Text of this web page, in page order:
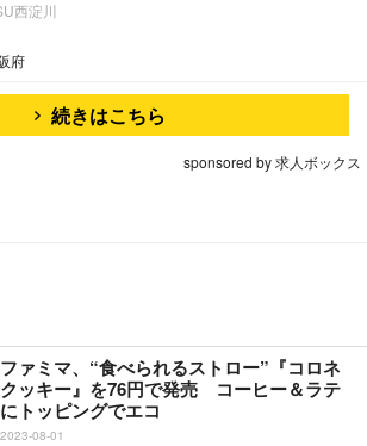
西淀川
府
続きはこちら
sponsored by 求人ボックス
ファミマ、“食べられるストロー”『コロネ
クッキー』を76円で発売 コーヒー＆ラテ
にトッピングでエコ
2023-08-01